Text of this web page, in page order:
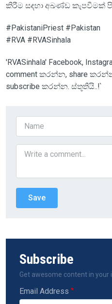
කිරීම සඳහා අඛණ්ඩ කැපවීමක්
#PakistaniPriest #Pakistan
#RVA #RVASinhala
'RVASinhala' Facebook,
comment කරන්න, share
subscribe කරන්න. ස්තූතියි..!`
Subscribe
Get awesome content in your
Email Address